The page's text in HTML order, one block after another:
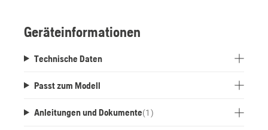
Modelljahr 2016.
Systemvoraussetzungen: Automower®-Firmware
Modelljahr 2022.
Geräteinformationen
Technische Daten
Passt zum Modell
Anleitungen und Dokumente(1 )